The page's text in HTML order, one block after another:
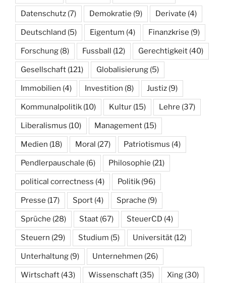
Datenschutz (7) Demokratie (9) Derivate (4)
Deutschland (5) Eigentum (4) Finanzkrise (9)
Forschung (8) Fussball (12) Gerechtigkeit (40)
Gesellschaft (121) Globalisierung (5)
Immobilien (4) Investition (8) Justiz (9)
Kommunalpolitik (10) Kultur (15) Lehre (37)
Liberalismus (10) Management (15)
Medien (18) Moral (27) Patriotismus (4)
Pendlerpauschale (6) Philosophie (21)
political correctness (4) Politik (96)
Presse (17) Sport (4) Sprache (9)
Sprüche (28) Staat (67) SteuerCD (4)
Steuern (29) Studium (5) Universität (12)
Unterhaltung (9) Unternehmen (26)
Wirtschaft (43) Wissenschaft (35) Xing (30)